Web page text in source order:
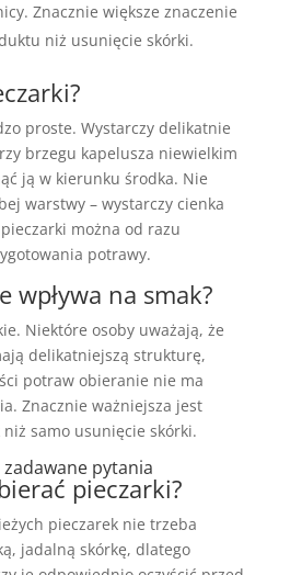
Znacznie większe znaczenie
niż usunięcie skórki.
proste. Wystarczy delikatnie
brzegu kapelusza niewielkim
ją w kierunku środka. Nie
warstwy – wystarczy cienka
można od razu
potrawy.
wpływa na smak?
Niektóre osoby uważają, że
delikatniejszą strukturę,
potraw obieranie nie ma
Znacznie ważniejsza jest
samo usunięcie skórki.
zadawane pytania
pieczarki?
pieczarek nie trzeba
jadalną skórkę, dlatego